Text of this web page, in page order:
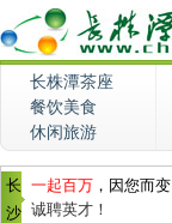
长株潭茶座
餐饮美食
休闲旅游
长
沙
一起百万 ，因您而变
诚聘英才！